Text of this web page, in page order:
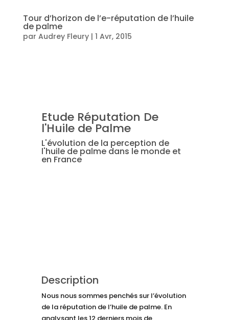
Tour d’horizon de l’e-réputation de l’huile
de palme
par Audrey Fleury| 1 Avr, 2015
Etude Réputation De
l'Huile de Palme
L'évolution de la perception de
l'huile de palme dans le monde et
en France
Description
Nous nous sommes penchés sur l’évolution
de la réputation de l’huile de palme. En